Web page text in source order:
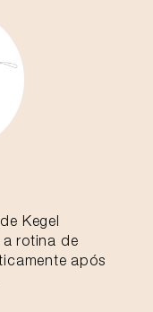
Kegel
rotina de
após